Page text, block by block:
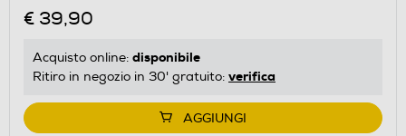
€ 39,90
Acquisto online: disponibile
Ritiro in negozio in 30' gratuito: verifica
AGGIUNGI